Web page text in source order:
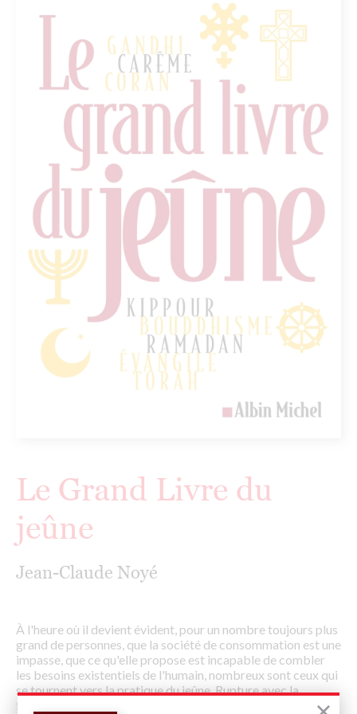
Le Grand Livre du
jeûne
Jean-Claude Noyé
À l'heure où il devient évident, pour un nombre toujours plus
grand de personnes, que la société de consommation est une
impasse, que ce qu'elle propose est incapable de combler
les besoins existentiels de l'humain, nombreux sont ceux qui
se tournent vers la pratique du jeûne. Rupture avec la
frénésie dévorante du monde, avec l'angoisse de l'éphémère